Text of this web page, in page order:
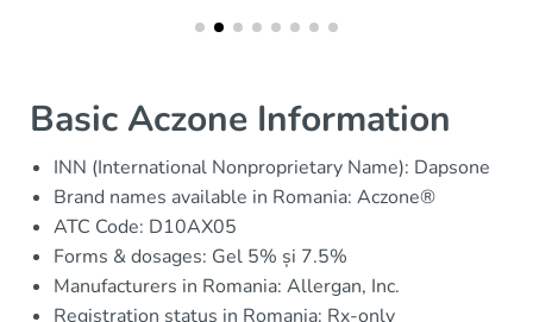
Basic Aczone Information
INN (International Nonproprietary Name): Dapsone
Brand names available in Romania: Aczone®
ATC Code: D10AX05
Forms & dosages: Gel 5% și 7.5%
Manufacturers in Romania: Allergan, Inc.
Registration status in Romania: Rx-only